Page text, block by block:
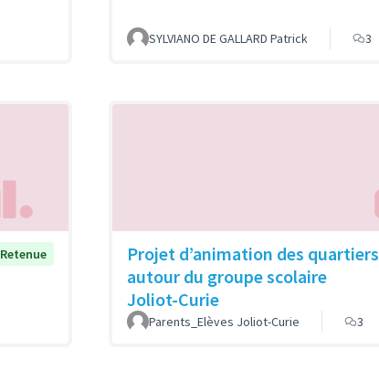
SYLVIANO DE GALLARD Patrick 3
Retenue
Projet d’animation des quartiers
autour du groupe scolaire
Joliot-Curie
Parents_Elèves Joliot-Curie 3